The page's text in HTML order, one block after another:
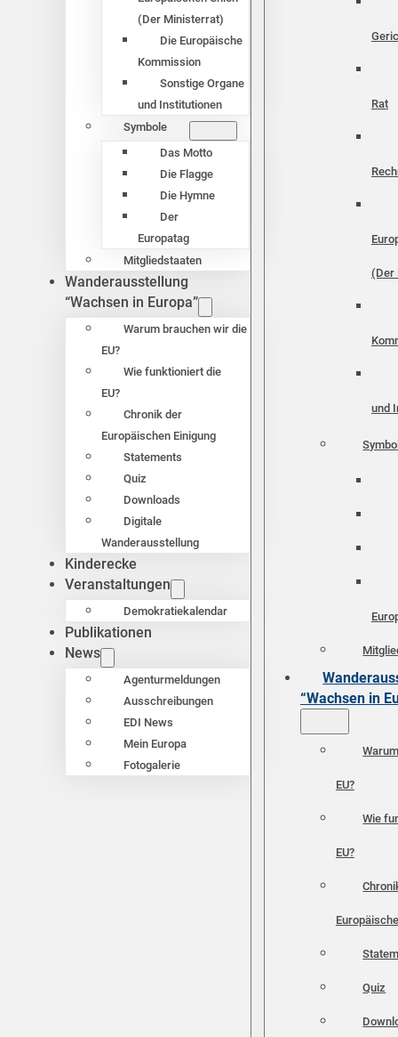
(Der Ministerrat)
Die Europäische
Kommission
Sonstige Organe
und Institutionen
Symbole
Das Motto
Die Flagge
Die Hymne
Der
Europatag
Mitgliedstaaten
Wanderausstellung
“Wachsen in Europa”
Warum brauchen wir die
EU?
Wie funktioniert die
EU?
Chronik der
Europäischen Einigung
Statements
Quiz
Downloads
Digitale
Wanderausstellung
Kinderecke
Veranstaltungen
Demokratiekalendar
Publikationen
News
Agenturmeldungen
Ausschreibungen
EDI News
Mein Europa
Fotogalerie
Rat
(Der
und
“Wachsen in
EU?
Wie
EU?
Quiz